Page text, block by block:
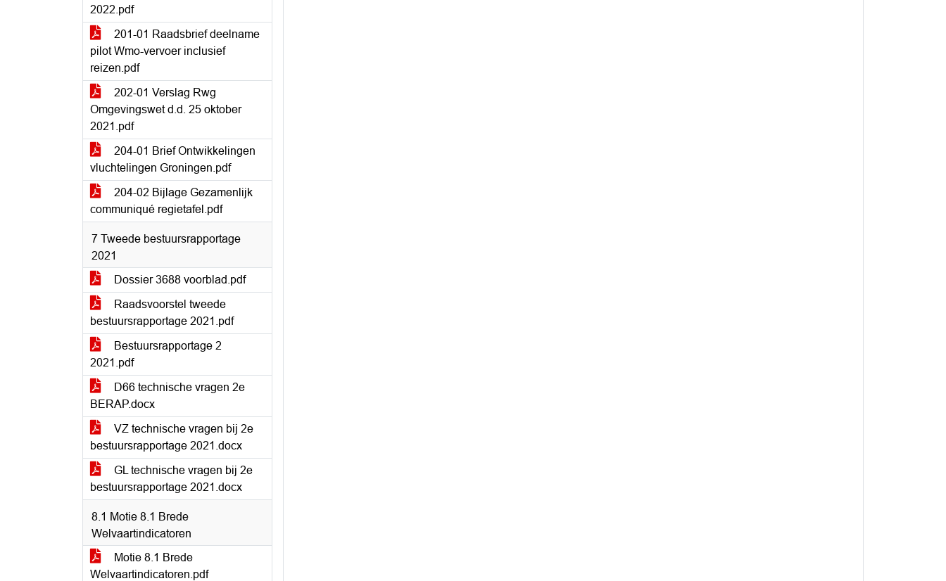
2022.pdf
201-01 Raadsbrief deelname
pilot Wmo-vervoer inclusief
reizen.pdf
202-01 Verslag Rwg
Omgevingswet d.d. 25 oktober
2021.pdf
204-01 Brief Ontwikkelingen
vluchtelingen Groningen.pdf
204-02 Bijlage Gezamenlijk
communiqué regietafel.pdf
7 Tweede bestuursrapportage
2021
Dossier 3688 voorblad.pdf
Raadsvoorstel tweede
bestuursrapportage 2021.pdf
Bestuursrapportage 2
2021.pdf
D66 technische vragen 2e
BERAP.docx
VZ technische vragen bij 2e
bestuursrapportage 2021.docx
GL technische vragen bij 2e
bestuursrapportage 2021.docx
8.1 Motie 8.1 Brede
Welvaartindicatoren
Motie 8.1 Brede
Welvaartindicatoren.pdf